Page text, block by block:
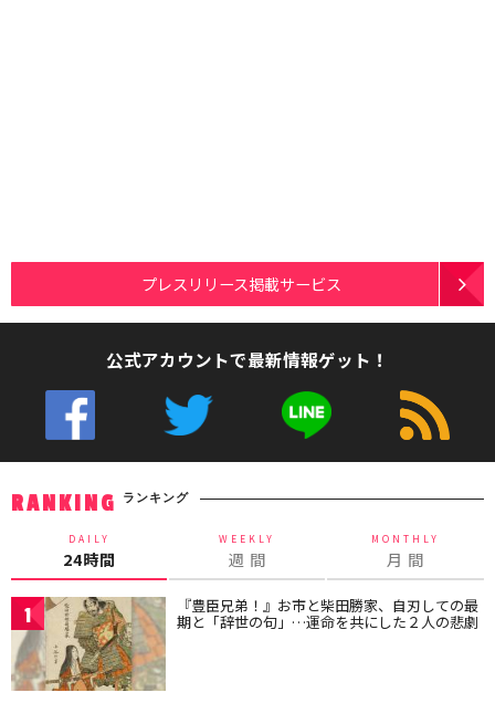
プレスリリース掲載サービス
公式アカウントで最新情報ゲット！
RANKING ランキング
DAILY
24時間
WEEKLY
週 間
MONTHLY
月 間
1 『豊臣兄弟！』お市と柴田勝家、自刃しての最
期と「辞世の句」…運命を共にした２人の悲劇